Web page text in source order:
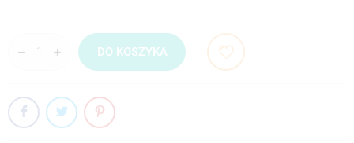
DO KOSZYKA